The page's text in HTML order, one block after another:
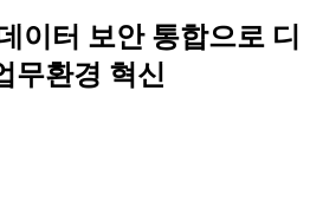
이터 보안 통합으로 디
무환경 혁신